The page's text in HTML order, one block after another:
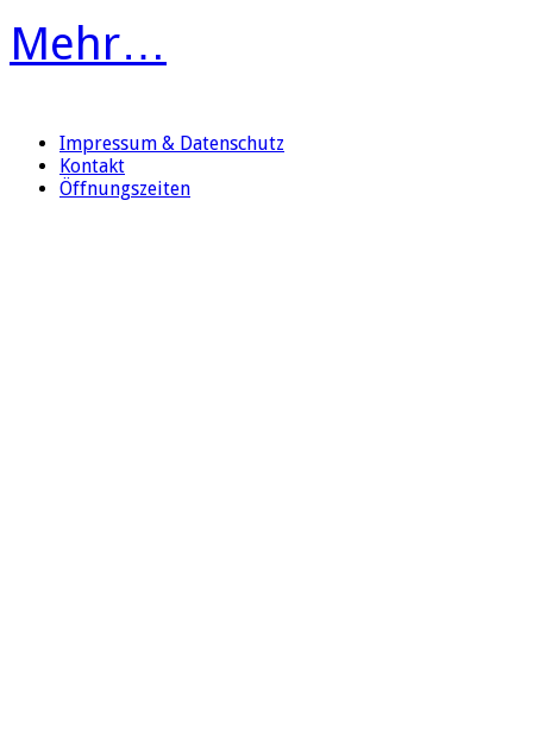
Mehr…
Impressum & Datenschutz
Kontakt
Öffnungszeiten